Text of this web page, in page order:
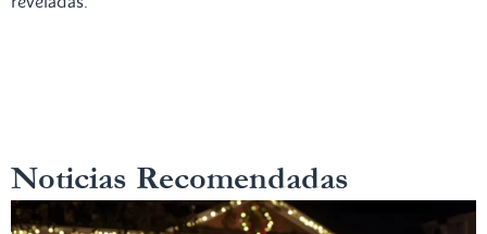
Noticias Recomendadas